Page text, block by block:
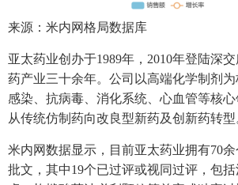
来源：米内网格局数据库
亚太药业创办于1989年，2010年登陆深
药产业三十余年。公司以高端化学制剂
感染、抗病毒、消化系统、心血管等核
从传统仿制药向改良型新药及创新药转型
米内网数据显示，目前亚太药业拥有70
批文，其中19个已过评或视同过评，包